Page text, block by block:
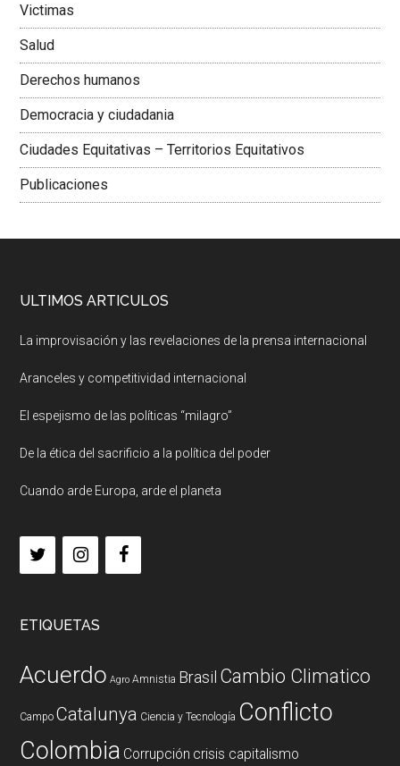
Victimas
Salud
Derechos humanos
Democracia y ciudadania
Ciudades Equitativas – Territorios Equitativos
Publicaciones
ULTIMOS ARTICULOS
La improvisación y las revelaciones de la prensa internacional
Aranceles y competitividad internacional
El espejismo de las políticas “milagro”
De la ética del sacrificio a la política del poder
Cuando arde Europa, arde el planeta
ETIQUETAS
Acuerdo Agro Amnistia Brasil Cambio Climatico
Campo Catalunya Ciencia y Tecnología Conflicto
Colombia Corrupción crisis capitalismo